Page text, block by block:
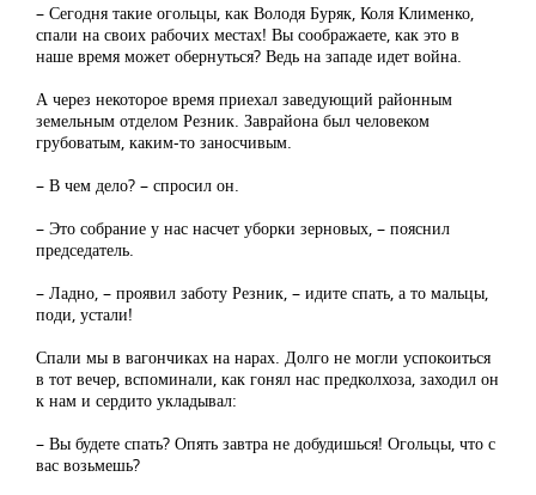
– Сегодня такие огольцы, как Володя Буряк, Коля Клименко,
спали на своих рабочих местах! Вы соображаете, как это в
наше время может обернуться? Ведь на западе идет война.
А через некоторое время приехал заведующий районным
земельным отделом Резник. Заврайона был человеком
грубоватым, каким-то заносчивым.
– В чем дело? – спросил он.
– Это собрание у нас насчет уборки зерновых, – пояснил
председатель.
– Ладно, – проявил заботу Резник, – идите спать, а то мальцы,
поди, устали!
Спали мы в вагончиках на нарах. Долго не могли успокоиться
в тот вечер, вспоминали, как гонял нас предколхоза, заходил он
к нам и сердито укладывал:
– Вы будете спать? Опять завтра не добудишься! Огольцы, что с
вас возьмешь?